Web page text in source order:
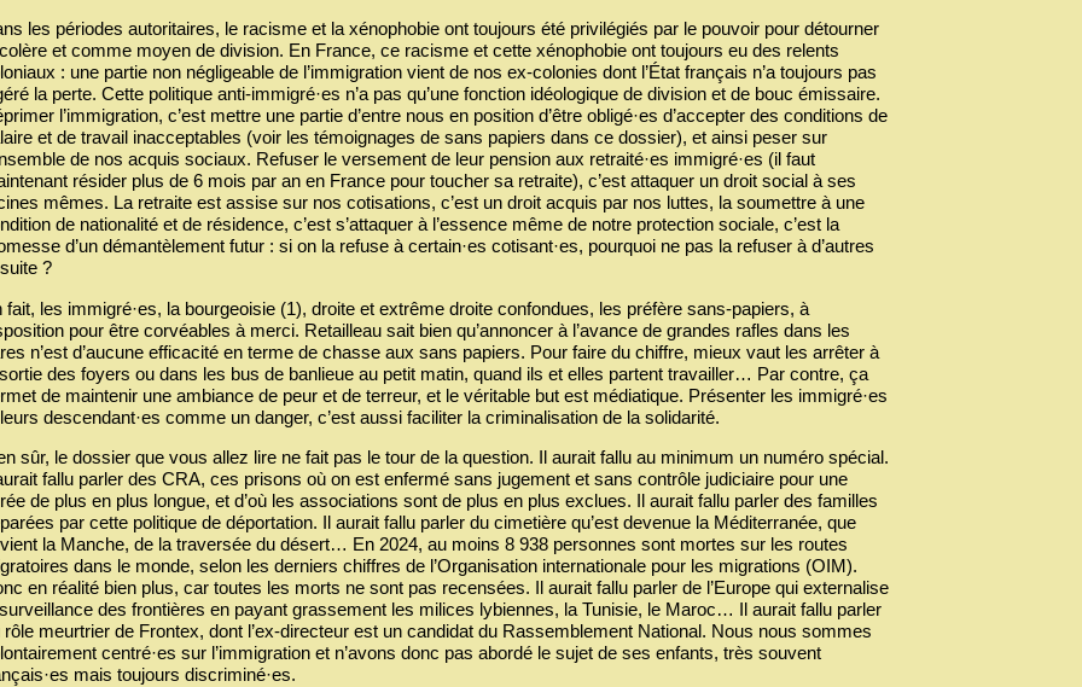
les périodes autoritaires, le racisme et la xénophobie ont toujours été privilégiés par le pouvoir pour détourner
et comme moyen de division. En France, ce racisme et cette xénophobie ont toujours eu des relents
: une partie non négligeable de l’immigration vient de nos ex-colonies dont l’État français n’a toujours pas
la perte. Cette politique anti-immigré·es n’a pas qu’une fonction idéologique de division et de bouc émissaire.
l’immigration, c’est mettre une partie d’entre nous en position d’être obligé·es d’accepter des conditions de
et de travail inacceptables (voir les témoignages de sans papiers dans ce dossier), et ainsi peser sur
de nos acquis sociaux. Refuser le versement de leur pension aux retraité·es immigré·es (il faut
résider plus de 6 mois par an en France pour toucher sa retraite), c’est attaquer un droit social à ses
mêmes. La retraite est assise sur nos cotisations, c’est un droit acquis par nos luttes, la soumettre à une
de nationalité et de résidence, c’est s’attaquer à l’essence même de notre protection sociale, c’est la
d’un démantèlement futur : si on la refuse à certain·es cotisant·es, pourquoi ne pas la refuser à d’autres
?
fait, les immigré·es, la bourgeoisie (1), droite et extrême droite confondues, les préfère sans-papiers, à
pour être corvéables à merci. Retailleau sait bien qu’annoncer à l’avance de grandes rafles dans les
n’est d’aucune efficacité en terme de chasse aux sans papiers. Pour faire du chiffre, mieux vaut les arrêter à
des foyers ou dans les bus de banlieue au petit matin, quand ils et elles partent travailler… Par contre, ça
de maintenir une ambiance de peur et de terreur, et le véritable but est médiatique. Présenter les immigré·es
descendant·es comme un danger, c’est aussi faciliter la criminalisation de la solidarité.
sûr, le dossier que vous allez lire ne fait pas le tour de la question. Il aurait fallu au minimum un numéro spécial.
fallu parler des CRA, ces prisons où on est enfermé sans jugement et sans contrôle judiciaire pour une
de plus en plus longue, et d’où les associations sont de plus en plus exclues. Il aurait fallu parler des familles
par cette politique de déportation. Il aurait fallu parler du cimetière qu’est devenue la Méditerranée, que
la Manche, de la traversée du désert… En 2024, au moins 8 938 personnes sont mortes sur les routes
dans le monde, selon les derniers chiffres de l’Organisation internationale pour les migrations (OIM).
en réalité bien plus, car toutes les morts ne sont pas recensées. Il aurait fallu parler de l’Europe qui externalise
des frontières en payant grassement les milices lybiennes, la Tunisie, le Maroc… Il aurait fallu parler
rôle meurtrier de Frontex, dont l’ex-directeur est un candidat du Rassemblement National. Nous nous sommes
centré·es sur l’immigration et n’avons donc pas abordé le sujet de ses enfants, très souvent
mais toujours discriminé·es.